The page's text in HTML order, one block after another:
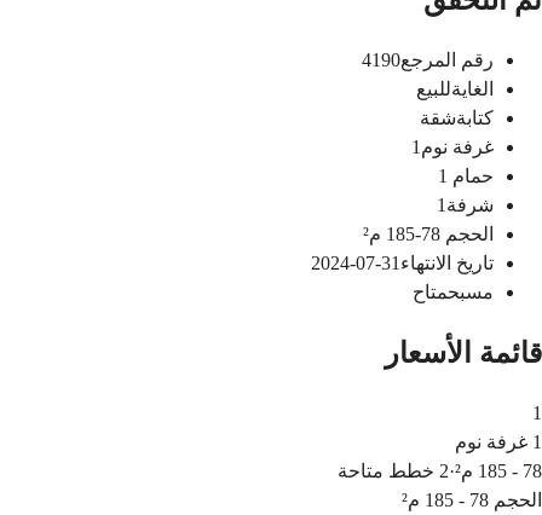
رقم المرجع4190
الغايةللبيع
كتابةشقة
غرفة نوم 1
حمام 1
شرفة 1
الحجم 78-185
م²
تاريخ الانتهاء 31-07-2024
مسبحمتاح
قائمة الأسعار
1
1 غرفة نوم
78 - 185 م²
·2 خطط متاحة
الحجم 78 - 185 م²